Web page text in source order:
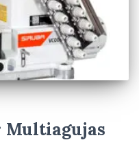
Multiagujas